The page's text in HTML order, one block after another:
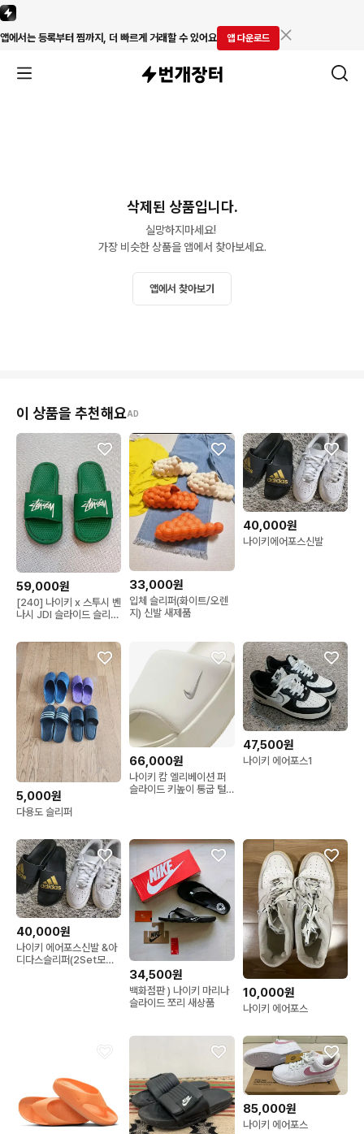
앱에서는 등록부터 찜까지, 더 빠르게 거래할 수 있어요 앱 다운로드
삭제된 상품입니다.
실망하지마세요!
가장 비슷한 상품을 앱에서 찾아보세요.
앱에서 찾아보기
이 상품을 추천해요AD
59,000원
[240] 나이키 x 스투시 벤
나시 JDI 슬라이드 슬리퍼
33,000원
입체 슬리퍼(화이트/오렌
지) 신발 새제품
40,000원
나이키에어포스신발
5,000원
다용도 슬리퍼
66,000원
나이키 캄 엘리베이션 퍼
슬라이드 키높이 통굽 털
47,500원
나이키 에어포스1
40,000원
나이키 에어포스신발 &아
디다스슬리퍼(2Set모두
34,500원
백화점판 ) 나이키 마리나
슬라이드 쪼리 새상품
10,000원
나이키 에어포스
85,000원
나이키 에어포스